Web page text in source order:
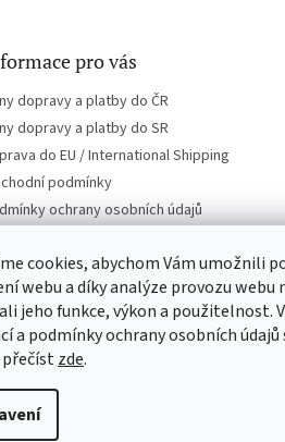
cookies, abychom Vám umožnili
webu a díky analýze provozu webu
jeho funkce, výkon a použitelnost.
a podmínky ochrany osobních údajů
zde.
a až
pro vás
dopravy a platby do ČR
dopravy a platby do SR
do EU / International Shipping
podmínky
ochrany osobních údajů
CD-
Upravit nastavení cookies